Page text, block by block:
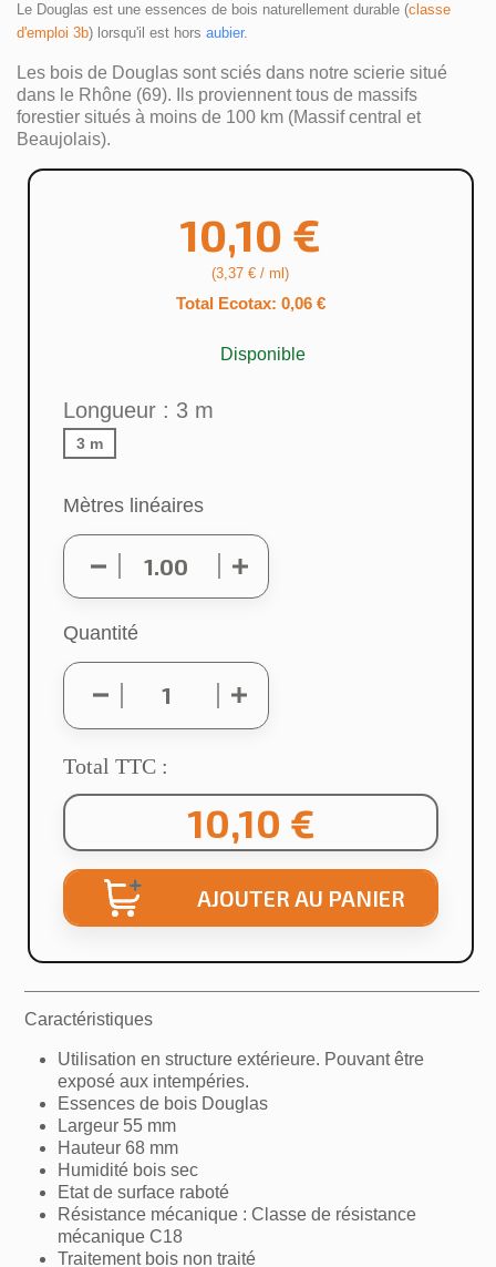
Le Douglas est une essences de bois naturellement durable (classe
d'emploi 3b) lorsqu'il est hors aubier.
Les bois de Douglas sont sciés dans notre scierie situé
dans le Rhône (69). Ils proviennent tous de massifs
forestier situés à moins de 100 km (Massif central et
Beaujolais).
10,10 €
(3,37 € / ml)
Total Ecotax: 0,06 €
Disponible
Longueur : 3 m
3 m
Mètres linéaires
Quantité
Total TTC :
10,10 €
AJOUTER AU PANIER
Caractéristiques
Utilisation en structure extérieure. Pouvant être
exposé aux intempéries.
Essences de bois Douglas
Largeur 55 mm
Hauteur 68 mm
Humidité bois sec
Etat de surface raboté
Résistance mécanique : Classe de résistance
mécanique C18
Traitement bois non traité
Créer une liste d'envies